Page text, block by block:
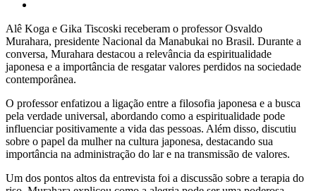
Alê Koga e Gika Tiscoski receberam o professor Osvaldo
Murahara, presidente Nacional da Manabukai no Brasil. Durante a
conversa, Murahara destacou a relevância da espiritualidade
japonesa e a importância de resgatar valores perdidos na sociedade
contemporânea.
O professor enfatizou a ligação entre a filosofia japonesa e a busca
pela verdade universal, abordando como a espiritualidade pode
influenciar positivamente a vida das pessoas. Além disso, discutiu
sobre o papel da mulher na cultura japonesa, destacando sua
importância na administração do lar e na transmissão de valores.
Um dos pontos altos da entrevista foi a discussão sobre a terapia do